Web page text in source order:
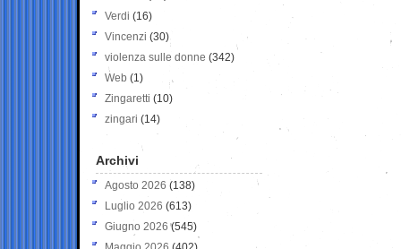
Verdi (16)
Vincenzi (30)
violenza sulle donne (342)
Web (1)
Zingaretti (10)
zingari (14)
Archivi
Agosto 2026 (138)
Luglio 2026 (613)
Giugno 2026 (545)